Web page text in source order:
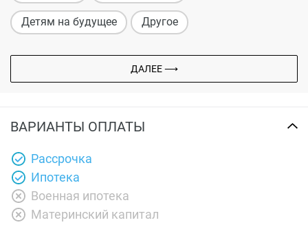
Детям на будущее Другое
ДАЛЕЕ ⟶
ВАРИАНТЫ ОПЛАТЫ
Рассрочка
Ипотека
Военная ипотека
Материнский капитал